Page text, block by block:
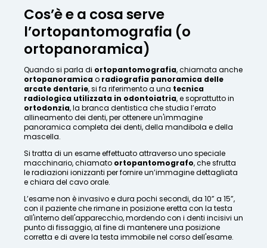
Cos’è e a cosa serve
l’ortopantomografia (o
ortopanoramica)
Quando si parla di ortopantomografia, chiamata anche
ortopanoramicao radiografia panoramica delle
arcate dentarie, si fa riferimento a una tecnica
radiologica utilizzata in odontoiatria, e soprattutto in
ortodonzia, la branca dentistica che studia l’errato
allineamento dei denti, per ottenere un'immagine
panoramica completa dei denti, della mandibola e della
mascella.
Si tratta di un esame effettuato attraverso uno speciale
macchinario, chiamato ortopantomografo, che sfrutta
le radiazioni ionizzanti per fornire un’immagine dettagliata
e chiara del cavo orale.
L’esame non è invasivo e dura pochi secondi, da 10” a 15”,
con il paziente che rimane in posizione eretta con la testa
all'interno dell'apparecchio, mordendo con i denti incisivi un
punto di fissaggio, al fine di mantenere una posizione
corretta e di avere la testa immobile nel corso dell'esame.